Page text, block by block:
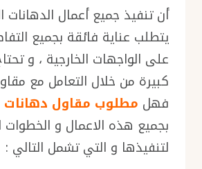
أن تنفيذ جميع أعمال الدهانات
يتطلب عناية فائقة بجميع
على الواجهات الخارجية ، و
كبيرة من خلال التعامل مع
فهل مطلوب مقاول
بجميع هذه الاعمال و الخطوات
لتنفيذها و التي تشمل التالي :